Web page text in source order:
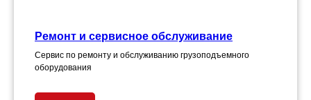
Ремонт и сервисное обслуживание
Сервис по ремонту и обслуживанию грузоподъемного
оборудования